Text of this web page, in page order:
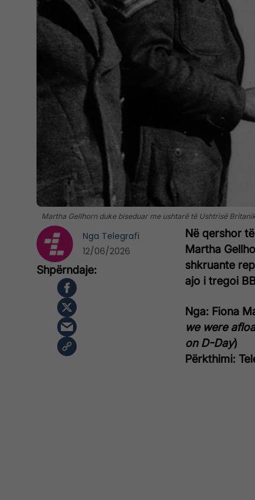
Martha Gellhorn duke biseduar me ushtarë të Ushtrisë
Në qershor
Martha
shkruante
ajo i tregoi
Nga: Fiona
we were
on D-Day)
Përkthimi:
Nga Telegrafi
12/06/2026